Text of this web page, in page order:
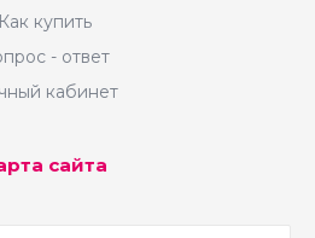
работы как с
10 заказов в
получающими от
Как купить
- ответ
кабинет
сайта